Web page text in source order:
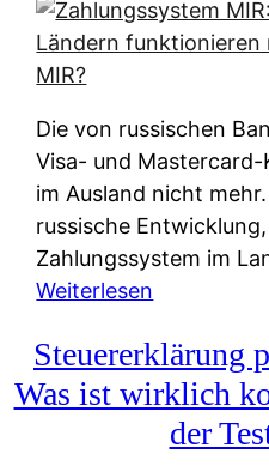
l
t
n
a
t
i
v
e
&
f
r
Die von russischen
Visa- und
im Ausland nicht
russische
Zahlungssystem im
Weiterlesen
a
h
Steuererklärung
Was ist wirklich
der